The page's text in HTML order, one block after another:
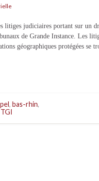
litiges judiciaires portant sur un
de Grande Instance. Les
géographiques protégées se
, bas-rhin,
TGI